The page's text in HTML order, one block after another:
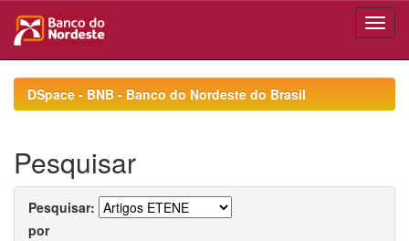
navigationDSpace - BNB - Banco do Nordeste do Brasil
Pesquisar
Pesquisar:
por